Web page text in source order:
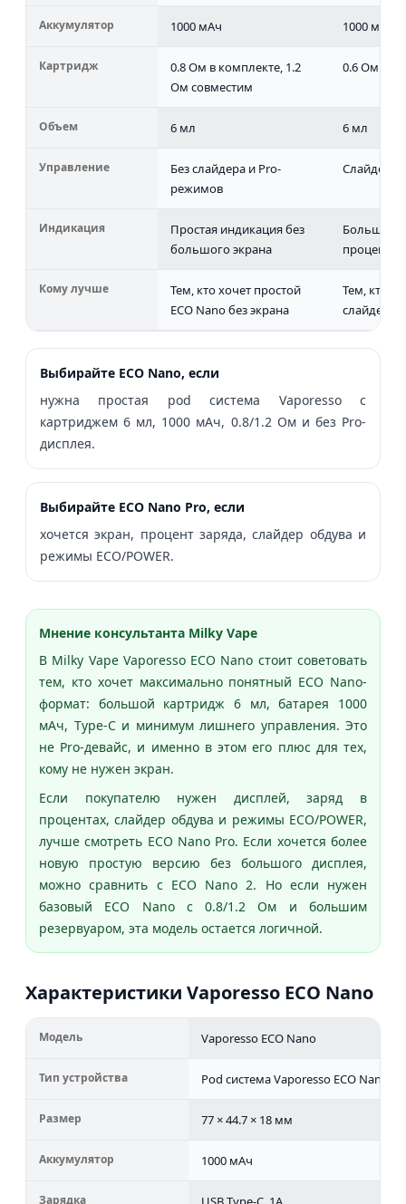
Аккумулятор 1000 мАч 1000 мАч
Картридж
0.8 Ом в комплекте, 1.2
Ом совместим
0.6 Ом
Объем 6 мл 6 мл
Управление
Без слайдера и Pro-
режимов
Слайдер
Индикация
Простая индикация без
большого экрана
Большой
процентах
Кому лучше
Тем, кто хочет простой
ECO Nano без экрана
Тем, кто
слайдер и
Выбирайте ECO Nano, если
нужна простая pod система Vaporesso с
картриджем 6 мл, 1000 мАч, 0.8/1.2 Ом и без Pro-
дисплея.
Выбирайте ECO Nano Pro, если
хочется экран, процент заряда, слайдер обдува и
режимы ECO/POWER.
Мнение консультанта Milky Vape
В Milky Vape Vaporesso ECO Nano стоит советовать
тем, кто хочет максимально понятный ECO Nano-
формат: большой картридж 6 мл, батарея 1000
мАч, Type-C и минимум лишнего управления. Это
не Pro-девайс, и именно в этом его плюс для тех,
кому не нужен экран.
Если покупателю нужен дисплей, заряд в
процентах, слайдер обдува и режимы ECO/POWER,
лучше смотреть ECO Nano Pro. Если хочется более
новую простую версию без большого дисплея,
можно сравнить с ECO Nano 2. Но если нужен
базовый ECO Nano с 0.8/1.2 Ом и большим
резервуаром, эта модель остается логичной.
Характеристики Vaporesso ECO Nano
Модель Vaporesso ECO Nano
Тип устройства Pod система Vaporesso ECO Nano
Размер 77 × 44.7 × 18 мм
Аккумулятор 1000 мАч
Зарядка